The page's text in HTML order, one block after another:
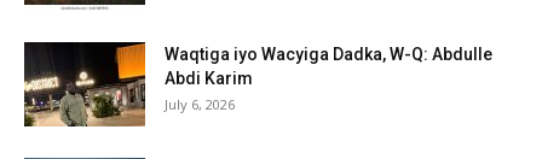
Waqtiga iyo Wacyiga Dadka, W-Q: Abdulle
Abdi Karim
July 6, 2026